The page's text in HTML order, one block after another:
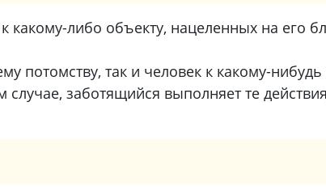
либо объекту, нацеленных на его
потомству, так и человек к какому-
заботящийся выполняет те